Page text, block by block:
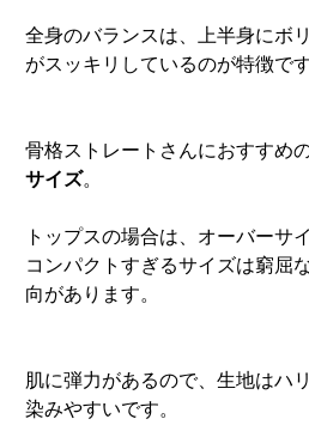
全身のバランスは、上半身にボ
がスッキリしているのが特徴です
骨格ストレートさんにおすすめ
サイズ。
トップスの場合は、オーバーサ
コンパクトすぎるサイズは窮屈
向があります。
肌に弾力があるので、生地はハ
染みやすいです。